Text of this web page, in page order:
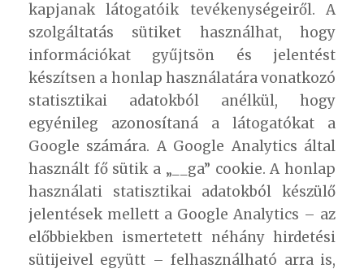
kapjanak látogatóik tevékenységeiről. A
szolgáltatás sütiket használhat, hogy
információkat gyűjtsön és jelentést
készítsen a honlap használatára vonatkozó
statisztikai adatokból anélkül, hogy
egyénileg azonosítaná a látogatókat a
Google számára. A Google Analytics által
használt fő sütik a „__ga” cookie. A honlap
használati statisztikai adatokból készülő
jelentések mellett a Google Analytics – az
előbbiekben ismertetett néhány hirdetési
sütijeivel együtt – felhasználható arra is,